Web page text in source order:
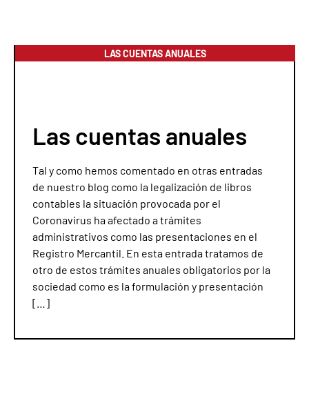
LAS CUENTAS ANUALES
Las cuentas anuales
Tal y como hemos comentado en otras entradas
de nuestro blog como la legalización de libros
contables la situación provocada por el
Coronavirus ha afectado a trámites
administrativos como las presentaciones en el
Registro Mercantil. En esta entrada tratamos de
otro de estos trámites anuales obligatorios por la
sociedad como es la formulación y presentación
[…]